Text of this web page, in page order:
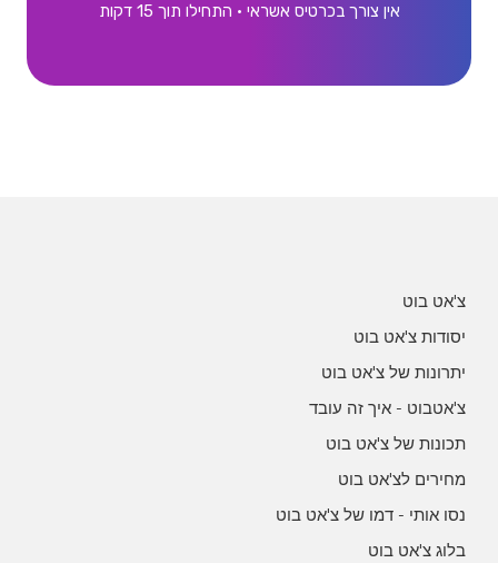
אין צורך בכרטיס אשראי • התחילו תוך 15 דקות
צ'אט בוט
יסודות צ'אט בוט
יתרונות של צ'אט בוט
צ'אטבוט - איך זה עובד
תכונות של צ'אט בוט
מחירים לצ'אט בוט
נסו אותי - דמו של צ'אט בוט
בלוג צ'אט בוט